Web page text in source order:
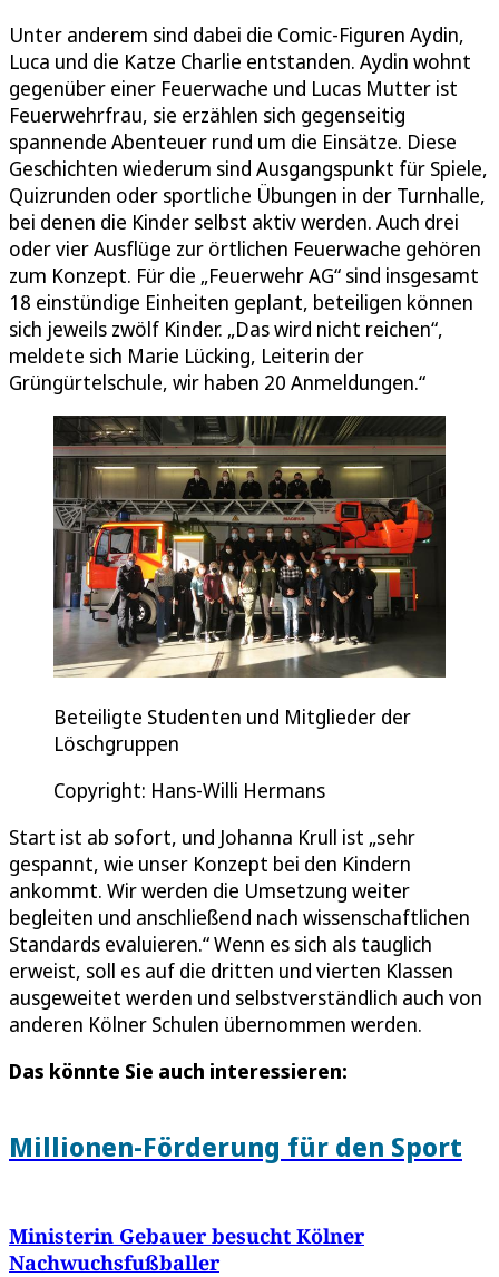
Unter anderem sind dabei die Comic-Figuren Aydin,
Luca und die Katze Charlie entstanden. Aydin wohnt
gegenüber einer Feuerwache und Lucas Mutter ist
Feuerwehrfrau, sie erzählen sich gegenseitig
spannende Abenteuer rund um die Einsätze. Diese
Geschichten wiederum sind Ausgangspunkt für Spiele,
Quizrunden oder sportliche Übungen in der Turnhalle,
bei denen die Kinder selbst aktiv werden. Auch drei
oder vier Ausflüge zur örtlichen Feuerwache gehören
zum Konzept. Für die „Feuerwehr AG“ sind insgesamt
18 einstündige Einheiten geplant, beteiligen können
sich jeweils zwölf Kinder. „Das wird nicht reichen“,
meldete sich Marie Lücking, Leiterin der
Grüngürtelschule, wir haben 20 Anmeldungen.“
Beteiligte Studenten und Mitglieder der
Löschgruppen
Copyright: Hans-Willi Hermans
Start ist ab sofort, und Johanna Krull ist „sehr
gespannt, wie unser Konzept bei den Kindern
ankommt. Wir werden die Umsetzung weiter
begleiten und anschließend nach wissenschaftlichen
Standards evaluieren.“ Wenn es sich als tauglich
erweist, soll es auf die dritten und vierten Klassen
ausgeweitet werden und selbstverständlich auch von
anderen Kölner Schulen übernommen werden.
Das könnte Sie auch interessieren:
Millionen-Förderung für den Sport
Ministerin Gebauer besucht Kölner
Nachwuchsfußballer